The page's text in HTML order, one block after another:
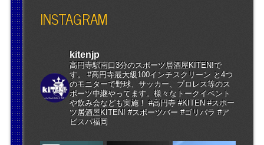
INSTAGRAM
kitenjp
高円寺駅南口3分のスポーツ居酒屋KITEN!で
す。 #高円寺最大級100インチスクリーン と4つ
のモニターで野球、サッカー、プロレス等のス
ポーツ中継やってます。様々なトークイベント
や飲み会なども実施！ #高円寺 #KITEN #スポー
ツ居酒屋KITEN! #スポーツバー #ゴリパラ #ア
ビスパ福岡